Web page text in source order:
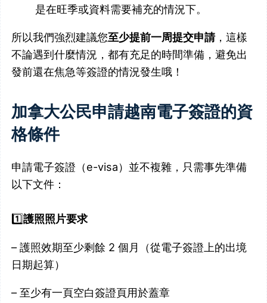
是在旺季或資料需要補充的情況下。
所以我們強烈建議您至少提前一周提交申請，這樣
不論遇到什麼情況，都有充足的時間準備，避免出
發前還在焦急等簽證的情況發生哦！
加拿大公民申請越南電子簽證的資
格條件
申請電子簽證（e-visa）並不複雜，只需事先準備
以下文件：
1️⃣護照照片要求
– 護照效期至少剩餘 2 個月（從電子簽證上的出境
日期起算）
– 至少有一頁空白簽證頁用於蓋章